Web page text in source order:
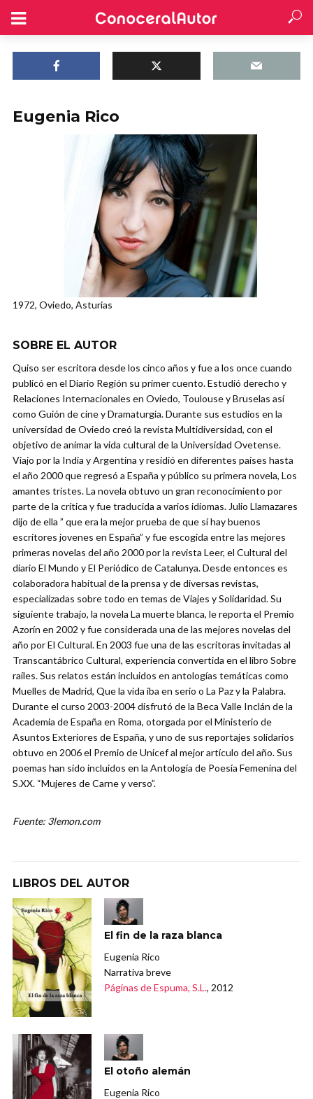
Eugenia Rico
1972, Oviedo, Asturias
SOBRE EL AUTOR
Quiso ser escritora desde los cinco años y fue a los once cuando
publicó en el Diario Región su primer cuento. Estudió derecho y
Relaciones Internacionales en Oviedo, Toulouse y Bruselas así
como Guión de cine y Dramaturgia. Durante sus estudios en la
universidad de Oviedo creó la revista Multidiversidad, con el
objetivo de animar la vida cultural de la Universidad Ovetense.
Viajo por la India y Argentina y residió en diferentes países hasta
el año 2000 que regresó a España y público su primera novela, Los
amantes tristes. La novela obtuvo un gran reconocimiento por
parte de la crítica y fue traducida a varios idiomas. Julio Llamazares
dijo de ella ” que era la mejor prueba de que sí hay buenos
escritores jovenes en España” y fue escogida entre las mejores
primeras novelas del año 2000 por la revista Leer, el Cultural del
diario El Mundo y El Periódico de Catalunya. Desde entonces es
colaboradora habitual de la prensa y de diversas revistas,
especializadas sobre todo en temas de Viajes y Solidaridad. Su
siguiente trabajo, la novela La muerte blanca, le reporta el Premio
Azorín en 2002 y fue considerada una de las mejores novelas del
año por El Cultural. En 2003 fue una de las escritoras invitadas al
Transcantábrico Cultural, experiencia convertida en el libro Sobre
raíles. Sus relatos están incluidos en antologías temáticas como
Muelles de Madrid, Que la vida iba en serio o La Paz y la Palabra.
Durante el curso 2003-2004 disfrutó de la Beca Valle Inclán de la
Academia de España en Roma, otorgada por el Ministerio de
Asuntos Exteriores de España, y uno de sus reportajes solidarios
obtuvo en 2006 el Premio de Unicef al mejor artículo del año. Sus
poemas han sido incluidos en la Antología de Poesía Femenina del
S.XX. “Mujeres de Carne y verso”.
Fuente: 3lemon.com
LIBROS DEL AUTOR
El fin de la raza blanca
Eugenia Rico
Narrativa breve
Páginas de Espuma, S.L., 2012
El otoño alemán
Eugenia Rico